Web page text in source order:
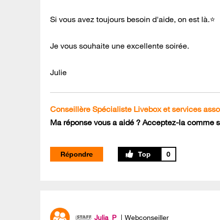
Si vous avez toujours besoin d'aide, on est là.⭐
Je vous souhaite une excellente soirée.
Julie
Conseillère Spécialiste Livebox et services
Ma réponse vous a aidé ? Acceptez-la comme
Répondre 0
Julia_P Webconseiller